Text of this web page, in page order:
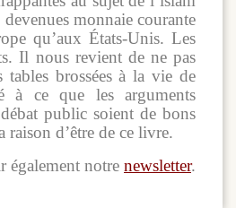
monnaie courante
qu’aux États-Unis. Les
Il nous revient de ne pas
tables brossées à la vie de
à ce que les arguments
public soient de bons
raison d’être de ce livre.
également notre newsletter.